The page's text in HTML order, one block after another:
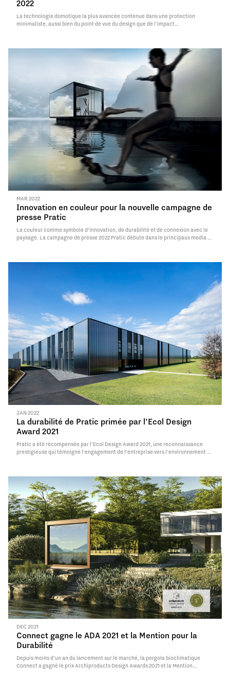
2022
La technologie domotique la plus avancée contenue dans une protection
minimaliste, aussi bien du point de vue du design que de l’impact
Read More
MAR 2022
Innovation en couleur pour la nouvelle campagne de
presse Pratic
La couleur comme symbole d’innovation, de durabilité et de connexion avec le
paysage. La campagne de presse 2022 Pratic débute dans le principaux media du
JAN 2022
La durabilité de Pratic primée par l’Ecol Design
Award 2021
Pratic a été récompensée par l’Ecol Design Award 2021, une reconnaissance
prestigieuse qui témoigne l’engagement de l’entreprise vers l’environnement en
DEC 2021
Connect gagne le ADA 2021 et la Mention pour la
Durabilité
Depuis moins d’un an du lancement sur le marché, la pergola bioclimatique
Connect a gagné le prix Archiproducts Design Awards 2021 et la Mention